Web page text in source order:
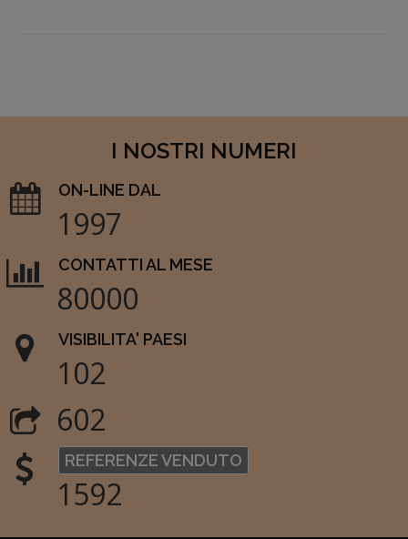
I NOSTRI NUMERI
ON-LINE DAL
1997
CONTATTI AL MESE
80000
VISIBILITA' PAESI
102
602
REFERENZE VENDUTO
1592